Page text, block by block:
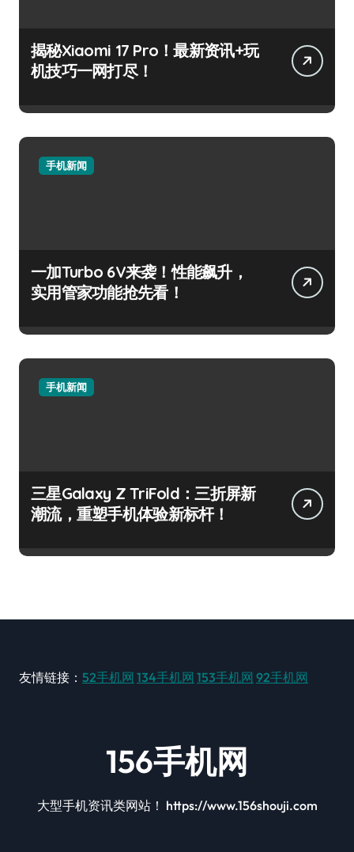
揭秘Xiaomi 17 Pro！最新资讯+玩
机技巧一网打尽！
手机新闻
一加Turbo 6V来袭！性能飙升，
实用管家功能抢先看！
手机新闻
三星Galaxy Z TriFold：三折屏新
潮流，重塑手机体验新标杆！
友情链接： 52手机网 134手机网 153手机网 92手机网
156手机网
大型手机资讯类网站！ https://www.156shouji.com